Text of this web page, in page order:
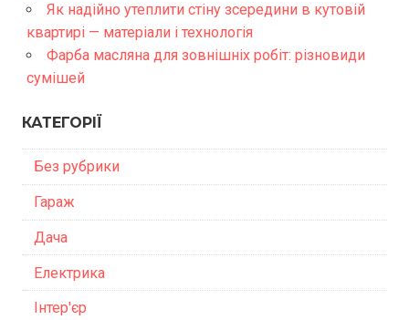
Як надійно утеплити стіну зсередини в кутовій
квартирі — матеріали і технологія
Фарба масляна для зовнішніх робіт: різновиди
сумішей
КАТЕГОРІЇ
Без рубрики
Гараж
Дача
Електрика
Інтер'єр